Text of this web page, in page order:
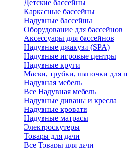
Детские бассейны
Каркасные бассейны
Надувные бассейны
Оборудование для бассейнов
Аксессуары для бассейнов
Надувные джакузи (SPA)
Надувные игровые центры
Надувные круги
Маски, трубки, шапочки для
Надувная мебель
Все Надувная мебель
Надувные диваны и кресла
Надувные кровати
Надувные матрасы
Электроскутеры
Товары для дачи
Все Товары для дачи